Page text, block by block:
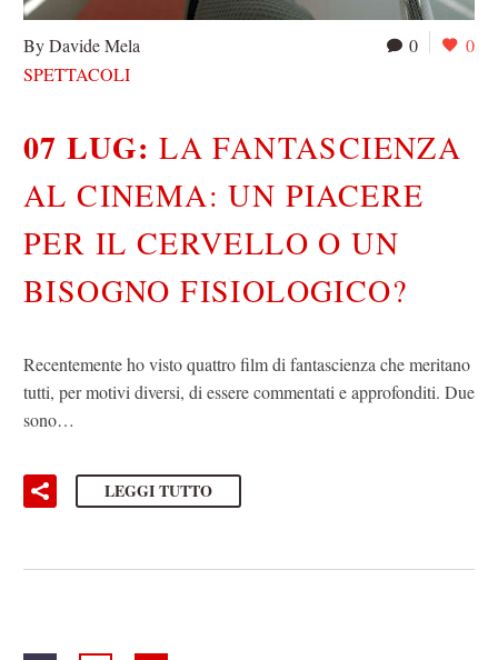
0 0
By Davide Mela
SPETTACOLI
07 LUG:LA FANTASCIENZA
AL CINEMA: UN PIACERE
PER IL CERVELLO O UN
BISOGNO FISIOLOGICO?
Recentemente ho visto quattro film di fantascienza che meritano
tutti, per motivi diversi, di essere commentati e approfonditi. Due
sono…
LEGGI TUTTO